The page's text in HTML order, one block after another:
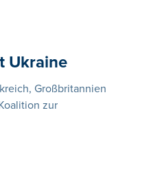
Ukraine
Großbritannien
zur